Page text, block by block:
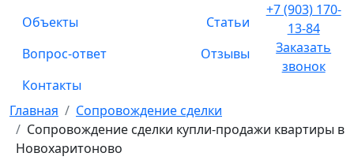
Объекты
Статьи
Вопрос-ответ
Отзывы
Контакты
+7 (903) 170-
13-84
Заказать
звонок
Главная
Сопровождение сделки
Сопровождение сделки купли-продажи квартиры в
Новохаритоново